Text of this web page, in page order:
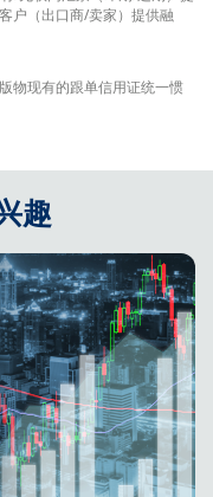
户（出口商/卖家）提供融
物现有的跟单信用证统一惯
趣